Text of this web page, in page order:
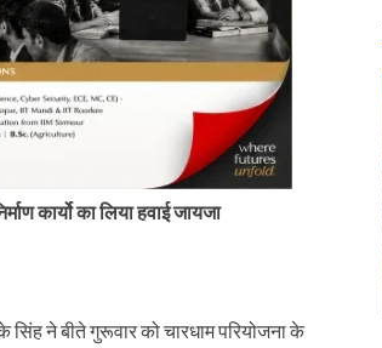
कार्यो का लिया हवाई जायजा
ने बीते गुरूवार को चारधाम परियोजना के
Uttarakhand